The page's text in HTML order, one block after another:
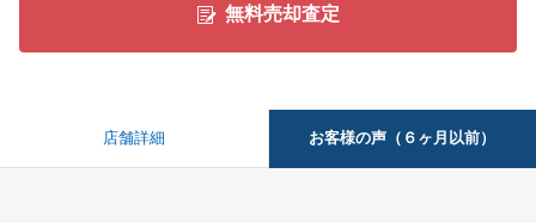
無料売却査定
店舗詳細 お客様の声（６ヶ月以前）